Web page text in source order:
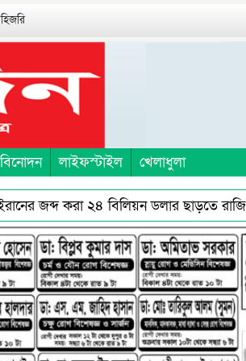
বিনোদন লাইফস্টাইল খেলাধুলা
জব্দ করা ২৪ বিলিয়ন ডলার ছাড়তে রাজি
জনতার সংঘর্ষ, ॥ অবরোধের স্থান শ্রমিকরেদর